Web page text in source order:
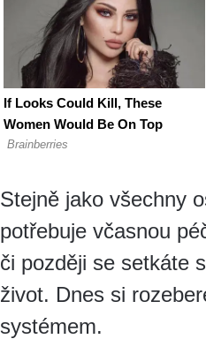
Stejně jako všechny
potřebuje včasnou
či později se setkáte
život. Dnes si
systémem.